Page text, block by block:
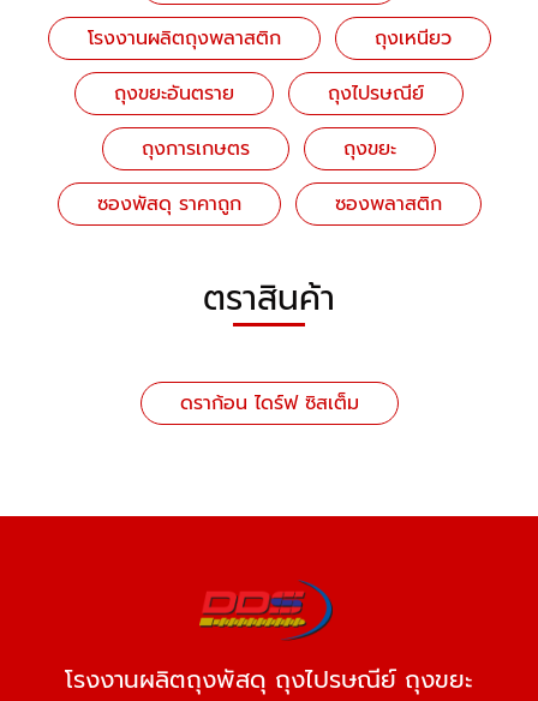
โรงงานผลิตถุงพลาสติก
ถุงเหนียว
ถุงขยะอันตราย
ถุงไปรษณีย์
ถุงการเกษตร
ถุงขยะ
ซองพัสดุ ราคาถูก
ซองพลาสติก
ตราสินค้า
ดราก้อน ไดร์ฟ ซิสเต็ม
โรงงานผลิตถุงพัสดุ ถุงไปรษณีย์ ถุงขยะ